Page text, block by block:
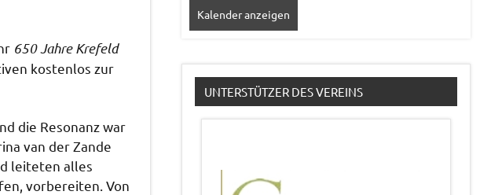
650 Jahre Krefeld
kostenlos zur
die Resonanz war
van der Zande
leiteten alles
vorbereiten. Von
Kalender anzeigen
UNTERSTÜTZER DES VEREINS